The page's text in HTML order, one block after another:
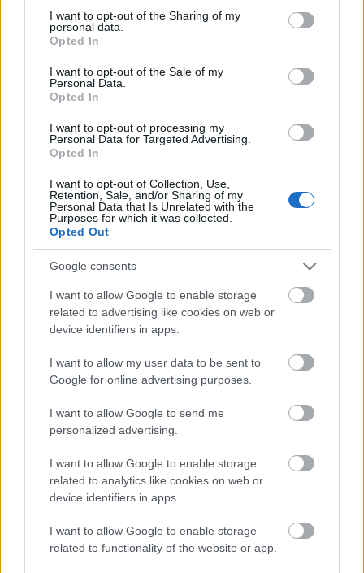
not limited to your visit or usage behaviour. You may click to
grant or deny consent to Google and its third-party tags to
use your data for below specified purposes in below Google
consent section.
I want to opt-out of the Sharing of my
personal data.
Opted In
I want to opt-out of the Sale of my
Personal Data.
Opted In
I want to opt-out of processing my
Personal Data for Targeted Advertising.
Opted In
I want to opt-out of Collection, Use,
Retention, Sale, and/or Sharing of my
Personal Data that Is Unrelated with the
Purposes for which it was collected.
Opted Out
Google consents
I want to allow Google to enable storage
related to advertising like cookies on web or
device identifiers in apps.
I want to allow my user data to be sent to
Google for online advertising purposes.
I want to allow Google to send me
personalized advertising.
I want to allow Google to enable storage
related to analytics like cookies on web or
device identifiers in apps.
I want to allow Google to enable storage
related to functionality of the website or app.
Ανά Ώρα Σήμερα
Βράδυ
3 ώρες · έως 2 bf
Βράδυ
21:00
26°
Αραιή Συννεφιά
Αίσθηση25°Άνεμος2 bf
22:00
Αίσθηση
23:00
23°
Αραιή Συννεφιά
Αίσθηση22°Άνεμος
Περισσότερα για τον καιρό
στη Φλώρινα
Τρέχουσες συνθήκες και
πρόγνωση ημέρας
› Ανά ώρα αύριο
Ωριαία πρόγνωση αύριο
Αναλυτική πρόγνωση
› Δες 7 ημέρες